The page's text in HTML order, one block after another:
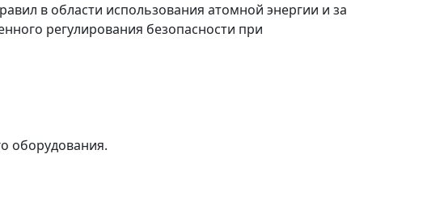
в области использования атомной энергии и за
регулирования безопасности при
оборудования.